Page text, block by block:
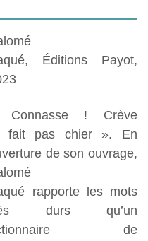
Éditions Payot,
! Crève
fait pas chier ». En
de son ouvrage,
rapporte
les mots
durs qu’un
de